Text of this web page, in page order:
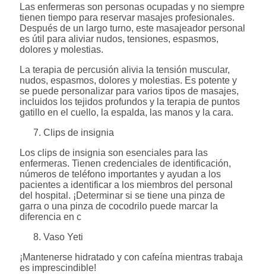
Las enfermeras son personas ocupadas y no siempre
tienen tiempo para reservar masajes profesionales.
Después de un largo turno, este masajeador personal
es útil para aliviar nudos, tensiones, espasmos,
dolores y molestias.
La terapia de percusión alivia la tensión muscular,
nudos, espasmos, dolores y molestias. Es potente y
se puede personalizar para varios tipos de masajes,
incluidos los tejidos profundos y la terapia de puntos
gatillo en el cuello, la espalda, las manos y la cara.
Clips de insignia
Los clips de insignia son esenciales para las
enfermeras. Tienen credenciales de identificación,
números de teléfono importantes y ayudan a los
pacientes a identificar a los miembros del personal
del hospital. ¡Determinar si se tiene una pinza de
garra o una pinza de cocodrilo puede marcar la
diferencia en c
Vaso Yeti
¡Mantenerse hidratado y con cafeína mientras trabaja
es imprescindible!